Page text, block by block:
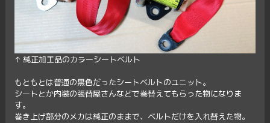
↑ 純正加工品のカラーシートベルト
もともとは普通の黒色だったシートベルトのユニット。
シートとか内装の張替屋さんなどで巻替えてもらった物になりま
す。
巻き上げ部分のメカは純正のままで、ベルトだけを入れ替えた物。